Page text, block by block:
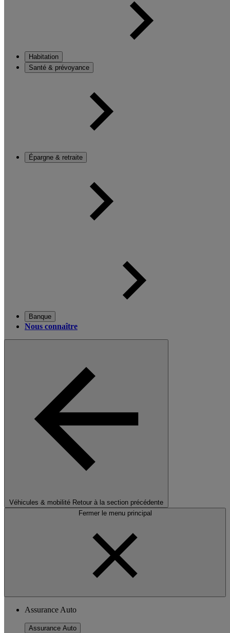
Habitation
Santé & prévoyance
Épargne & retraite
Banque
Nous connaître
Véhicules & mobilité Retour à la section précédente
Fermer le menu principal
Assurance Auto
Assurance Auto